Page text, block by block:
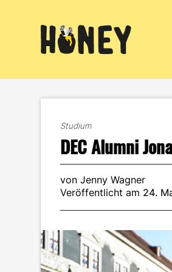
Studium
DEC Alumni
von Jenny Wagner
Veröffentlicht am 24.